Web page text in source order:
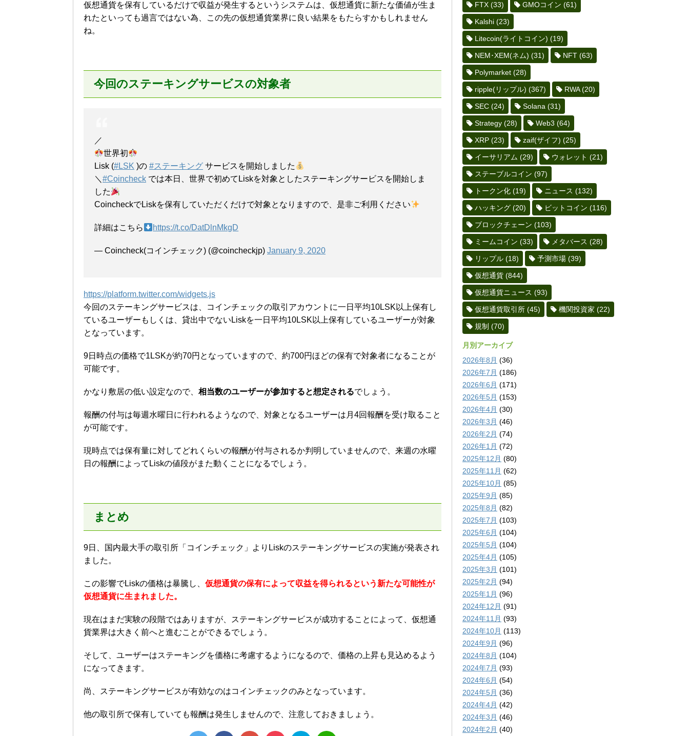
仮想通貨を保有しているだけで収益が発生するというシステムは、仮想通貨に新たな価値が生ま
れたといっても過言ではない為、この先の仮想通貨業界に良い結果をもたらすかもしれません
ね。
今回のステーキングサービスの対象者
／
世界初
Lisk (#LSK )の #ステーキング サービスを開始しました
＼ #Coincheck では本日、世界で初めてLiskを対象としたステーキングサービスを開始しま
した
CoincheckでLiskを保有していただくだけで対象となりますので、是非ご利用ください
詳細はこちら https://t.co/DatDlnMkgD
— Coincheck(コインチェック) (@coincheckjp) January 9, 2020
https://platform.twitter.com/widgets.js
今回のステーキングサービスは、コインチェックの取引アカウントに一日平均10LSK以上保有し
ているユーザーもしくは、貸出中でないLiskを一日平均10LSK以上保有しているユーザーが対象
となっています。
9日時点の価格で1LSKが約70円となっていますので、約700円ほどの保有で対象者になることが
可能です。
かなり敷居の低い設定なので、 相当数のユーザーが参加すると想定されるでしょう。
報酬の付与は毎週水曜日に行われるようなので、対象となるユーザーは月4回報酬を受け取ること
が可能です。
現時点では保有量に対してどれくらいの報酬が付与されるか判明していませんので、来週の水曜
日の報酬によってLiskの値段がまた動くことになるでしょう。
まとめ
9日、国内最大手の取引所「コインチェック」よりLiskのステーキングサービスの実施が発表され
ました。
この影響でLiskの価格は暴騰し、 仮想通貨の保有によって収益を得られるという新たな可能性が
仮想通貨に生まれました。
現在はまだ実験の段階ではありますが、ステーキングサービスが成功することによって、仮想通
貨業界は大きく前へと進むことができるでしょう。
そして、ユーザーはステーキングを価格に考慮するようになるので、価格の上昇も見込めるよう
になってきます。
尚、ステーキングサービスが有効なのはコインチェックのみとなっています。
他の取引所で保有していても報酬は発生しませんので、注意しておきましょう。
FTX (33) GMOコイン (61)
Kalshi (23)
Litecoin(ライトコイン) (19)
NEM･XEM(ネム) (31) NFT (63)
Polymarket (28)
ripple(リップル) (367) RWA(20)
SEC (24) Solana (31)
Strategy (28) Web3 (64)
XRP (23) zaif(ザイフ) (25)
イーサリアム (29) ウォレット (21)
ステーブルコイン (97)
トークン化 (19) ニュース (132)
ハッキング (20) ビットコイン (116)
ブロックチェーン (103)
ミームコイン (33) メタバース (28)
リップル (18) 予測市場 (39)
仮想通貨 (844)
仮想通貨ニュース (93)
仮想通貨取引所 (45) 機関投資家 (22)
規制 (70)
月別アーカイブ
2026年8月 (36)
2026年7月 (186)
2026年6月 (171)
2026年5月 (153)
2026年4月 (30)
2026年3月 (46)
2026年2月 (74)
2026年1月 (72)
2025年12月 (80)
2025年11月 (62)
2025年10月 (85)
2025年9月 (85)
2025年8月 (82)
2025年7月 (103)
2025年6月 (104)
2025年5月 (104)
2025年4月 (105)
2025年3月 (101)
2025年2月 (94)
2025年1月 (96)
2024年12月 (91)
2024年11月 (93)
2024年10月 (113)
2024年9月 (96)
2024年8月 (104)
2024年7月 (93)
2024年6月 (54)
2024年5月 (36)
2024年4月 (42)
2024年3月 (46)
2024年2月 (40)